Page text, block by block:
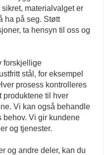
materialvalget er
ha på seg. Støtt
ta hensyn til oss og
forskjellige
stål, for eksempel
prosess kontrolleres
produktene til hver
Vi kan også behandle
behov. Vi gir kundene
og tjenester.
og andre deler, kan du